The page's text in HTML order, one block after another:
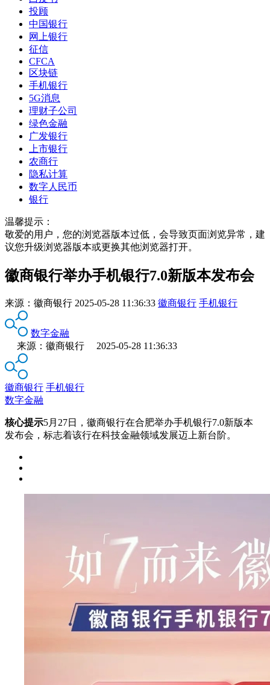
投顾
中国银行
网上银行
征信
CFCA
区块链
手机银行
5G消息
理财子公司
绿色金融
广发银行
上市银行
农商行
隐私计算
数字人民币
银行
温馨提示：
敬爱的用户，您的浏览器版本过低，会导致页面浏览异常，建
议您升级浏览器版本或更换其他浏览器打开。
徽商银行举办手机银行7.0新版本发布会
来源： 徽商银行 2025-05-28 11:36:33 徽商银行 手机银行
数字金融
来源：徽商银行 2025-05-28 11:36:33
徽商银行 手机银行
数字金融
核心提示​5月27日，徽商银行在合肥举办手机银行7.0新版本
发布会，标志着该行在科技金融领域发展迈上新台阶。